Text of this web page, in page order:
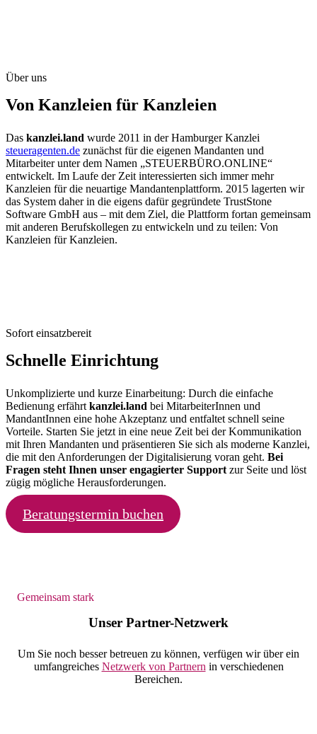
Über uns
Von Kanzleien für Kanzleien
Das kanzlei.land wurde 2011 in der Hamburger Kanzlei
steueragenten.de zunächst für die eigenen Mandanten und
Mitarbeiter unter dem Namen „STEUERBÜRO.ONLINE“
entwickelt. Im Laufe der Zeit interessierten sich immer mehr
Kanzleien für die neuartige Mandantenplattform. 2015 lagerten wir
das System daher in die eigens dafür gegründete TrustStone
Software GmbH aus – mit dem Ziel, die Plattform fortan gemeinsam
mit anderen Berufskollegen zu entwickeln und zu teilen: Von
Kanzleien für Kanzleien.
Sofort einsatzbereit
Schnelle Einrichtung
Unkomplizierte und kurze Einarbeitung: Durch die einfache
Bedienung erfährtkanzlei.land bei MitarbeiterInnen und
MandantInnen eine hohe Akzeptanz und entfaltet schnell seine
Vorteile. Starten Sie jetzt in eine neue Zeit bei der Kommunikation
mit Ihren Mandanten und präsentieren Sie sich als moderne Kanzlei,
die mit den Anforderungen der Digitalisierung voran geht. Bei
Fragen steht Ihnen unser engagierter Supportzur Seite und löst
zügig mögliche Herausforderungen.
Beratungstermin buchen
Gemeinsam stark
Unser Partner-Netzwerk
Um Sie noch besser betreuen zu können, verfügen wir über ein
umfangreiches Netzwerk von Partnernin verschiedenen
Bereichen.